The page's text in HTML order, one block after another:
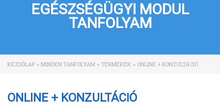
EGÉSZSÉGÜGYI MODUL
TANFOLYAM
KEZDŐLAP > MINDEN TANFOLYAM > TERMÉKEK > ONLINE + KONZULTÁCIÓ
ONLINE + KONZULTÁCIÓ